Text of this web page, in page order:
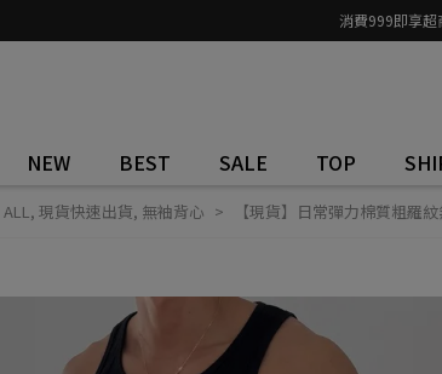
消費999即享
NEW BEST SALE TOP
ALL, 現貨快速出貨, 無袖背心 【現貨】日常彈力棉質粗羅